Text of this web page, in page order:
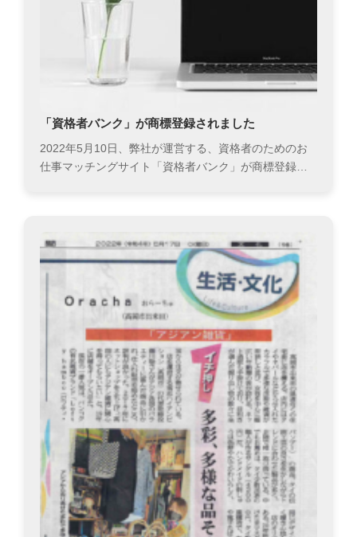
「資格者バンク」が商標登録されました
2022年5月10日、弊社が運営する、資格者のためのお
仕事マッチングサイト「資格者バンク」が商標登録…